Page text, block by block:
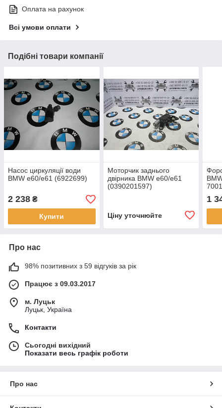
Оплата на рахунок
Всі умови оплати
Подібні товари компанії
Насос циркуляції води
BMW e60/e61 (6922699)
2 238 ₴
Купити
Моторчик заднього
двірника BMW e60/e61
(0390201597)
Ціну уточнюйте
1
Про нас
98% позитивних з 59 відгуків за рік
Працює з 09.03.2017
м. Луцьк
Луцьк, Україна
Контакти
Сьогодні вихідний
Показати весь графік роботи
Про нас